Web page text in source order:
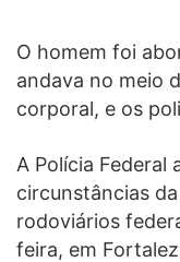
O homem foi
andava no meio
corporal, e os
A Polícia Federal
circunstâncias
rodoviários
feira, em